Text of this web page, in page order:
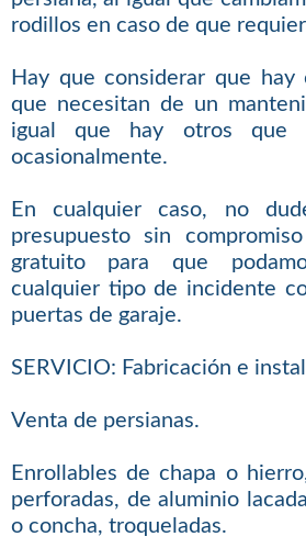
rodillos en caso de que
Hay que considerar que hay
que necesitan de un
igual que hay otros que
ocasionalmente.
En cualquier caso, no
presupuesto sin
gratuito para que
cualquier tipo de incidente
puertas de garaje.
SERVICIO: Fabricación e
Venta de persianas.
Enrollables de chapa o
perforadas, de aluminio
o concha, troqueladas.